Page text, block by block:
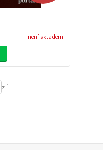
není skladem
z 1